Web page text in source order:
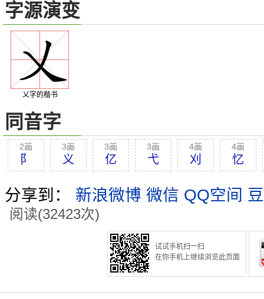
字源演变
乂字的楷书
同音字
2画
阝
3画
义
3画
亿
3画
弋
4画
刈
4画
忆
分享到： 新浪微博 微信 QQ空间
阅读(32423次)
试试手机扫一扫
在你手机上继续浏览此页面